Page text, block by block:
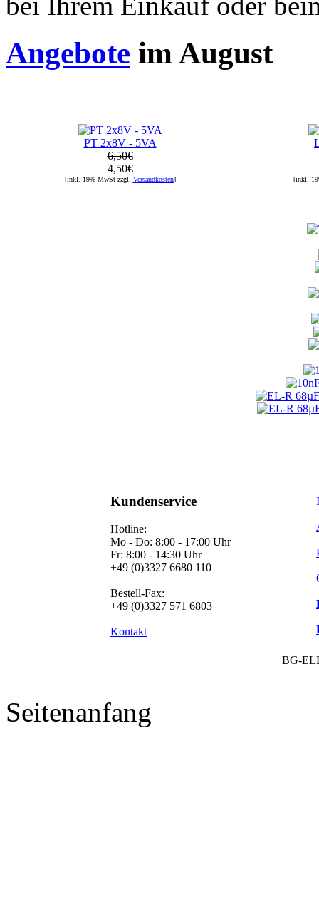
Angebote im August
PT 2x8V - 5VA
6,50€
4,50€
[inkl. 19% MwSt zzgl. Versandkosten] [inkl.
Kundenservice
Hotline:
Mo - Do: 8:00 - 17:00 Uhr
Fr: 8:00 - 14:30 Uhr
+49 (0)3327 6680 110
Bestell-Fax:
+49 (0)3327 571 6803
Kontakt
BG-
Seitenanfang